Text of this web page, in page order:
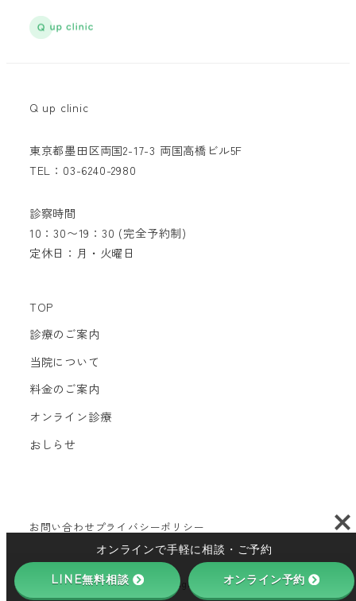
Q up clinic
東京都墨田区両国2-17-3 両国高橋ビル5F
TEL：03-6240-2980
診察時間
10：30〜19：30 (完全予約制)
定休日：月・火曜日
TOP
診療のご案内
当院について
料金のご案内
オンライン診療
おしらせ
お問い合わせ プライバシーポリシー
Copyright © 2024 Q up clinic All Rights Reserved
オンラインで手軽に相談・ご予約
LINE無料相談 オンライン予約